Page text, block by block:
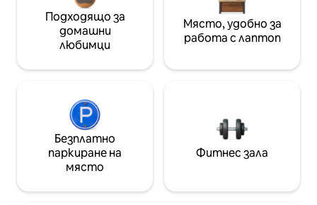
Подходящо за
домашни
любимци
Място, удобно за
работа с лаптоп
Безплатно
паркиране на
място
Фитнес зала